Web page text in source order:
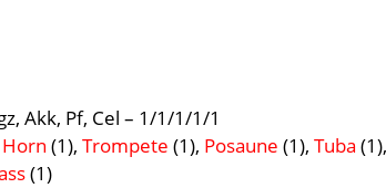
Akk, Pf, Cel – 1/1/1/1/1
Horn (1), Trompete (1), Posaune (1), Tuba (1),
(1)